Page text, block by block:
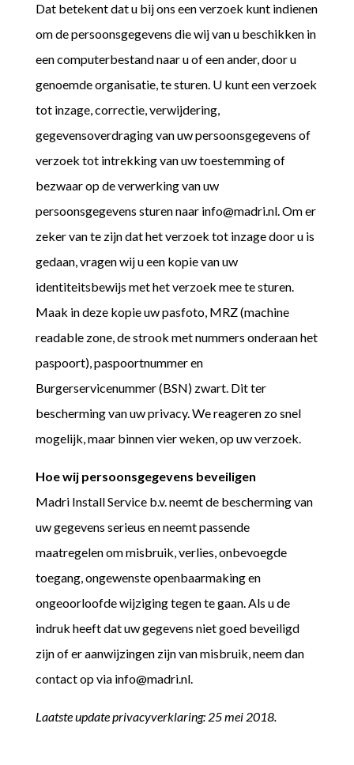
Dat betekent dat u bij ons een verzoek kunt indienen
om de persoonsgegevens die wij van u beschikken in
een computerbestand naar u of een ander, door u
genoemde organisatie, te sturen. U kunt een verzoek
tot inzage, correctie, verwijdering,
gegevensoverdraging van uw persoonsgegevens of
verzoek tot intrekking van uw toestemming of
bezwaar op de verwerking van uw
persoonsgegevens sturen naar info@madri.nl. Om er
zeker van te zijn dat het verzoek tot inzage door u is
gedaan, vragen wij u een kopie van uw
identiteitsbewijs met het verzoek mee te sturen.
Maak in deze kopie uw pasfoto, MRZ (machine
readable zone, de strook met nummers onderaan het
paspoort), paspoortnummer en
Burgerservicenummer (BSN) zwart. Dit ter
bescherming van uw privacy. We reageren zo snel
mogelijk, maar binnen vier weken, op uw verzoek.
Hoe wij persoonsgegevens beveiligen
Madri Install Service b.v. neemt de bescherming van
uw gegevens serieus en neemt passende
maatregelen om misbruik, verlies, onbevoegde
toegang, ongewenste openbaarmaking en
ongeoorloofde wijziging tegen te gaan. Als u de
indruk heeft dat uw gegevens niet goed beveiligd
zijn of er aanwijzingen zijn van misbruik, neem dan
contact op via info@madri.nl.
Laatste update privacyverklaring: 25 mei 2018.